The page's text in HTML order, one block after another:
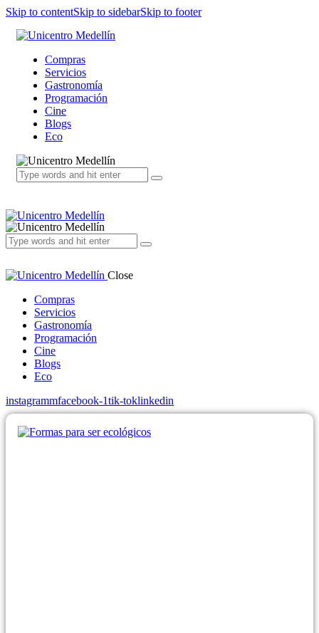
Skip to contentSkip to sidebarSkip to footer
Compras
Servicios
Gastronomía
Programación
Cine
Blogs
Eco
Close
Compras
Servicios
Gastronomía
Programación
Cine
Blogs
Eco
instagrammfacebook-1tik-toklinkedin